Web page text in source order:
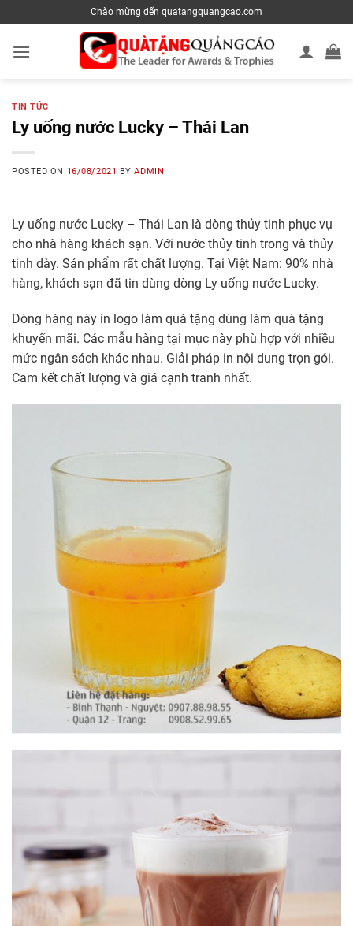
to
content
Chào mừng đến quatangquangcao.com
TIN TỨC
Ly uống nước Lucky – Thái Lan
POSTED ON 16/08/2021 BYADMIN
Ly uống nước Lucky – Thái Lan là dòng thủy tinh phục vụ
cho nhà hàng khách sạn. Với nước thủy tinh trong và thủy
tinh dày. Sản phẩm rất chất lượng. Tại Việt Nam: 90% nhà
hàng, khách sạn đã tin dùng dòng Ly uống nước Lucky.
Dòng hàng này in logo làm quà tặng dùng làm quà tặng
khuyến mãi. Các mẫu hàng tại mục này phù hợp với nhiều
mức ngân sách khác nhau. Giải pháp in nội dung trọn gói.
Cam kết chất lượng và giá cạnh tranh nhất.